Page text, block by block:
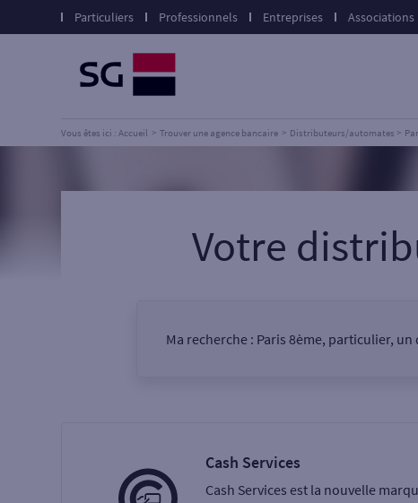
Particuliers Professionnels Entreprises Associations
Vous êtes ici : Accueil Trouver une agence bancaire Distributeurs/automates
Votre
Ma recherche : Paris 8ème, particulier,
Cash Services
Cash Services est la nouvelle